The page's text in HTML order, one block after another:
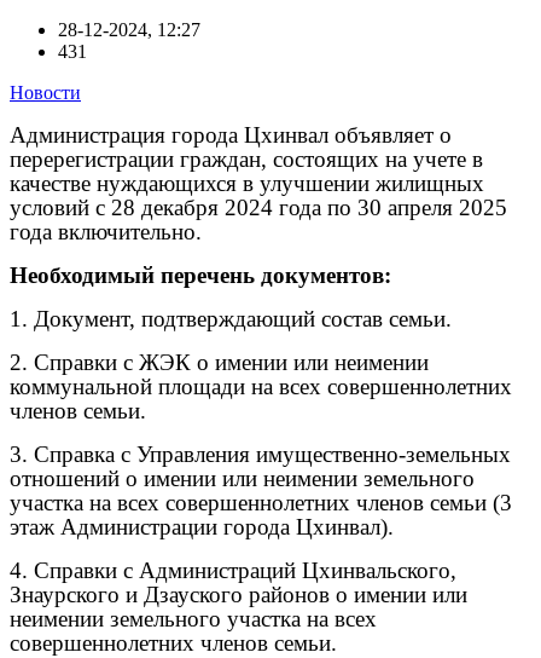
28-12-2024, 12:27
431
Новости
Администрация города Цхинвал объявляет о
перерегистрации граждан, состоящих на учете в
качестве нуждающихся в улучшении жилищных
условий с 28 декабря 2024 года по 30 апреля 2025
года включительно.
Необходимый перечень документов:
1. Документ, подтверждающий состав семьи.
2. Справки с ЖЭК о имении или неимении
коммунальной площади на всех совершеннолетних
членов семьи.
3. Справка с Управления имущественно-земельных
отношений о имении или неимении земельного
участка на всех совершеннолетних членов семьи (3
этаж Администрации города Цхинвал).
4. Справки с Администраций Цхинвальского,
Знаурского и Дзауского районов о имении или
неимении земельного участка на всех
совершеннолетних членов семьи.